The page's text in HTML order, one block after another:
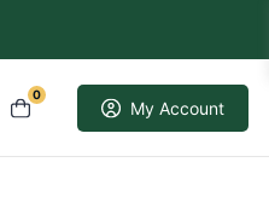
0
My Account
Kusen Pintu Jati